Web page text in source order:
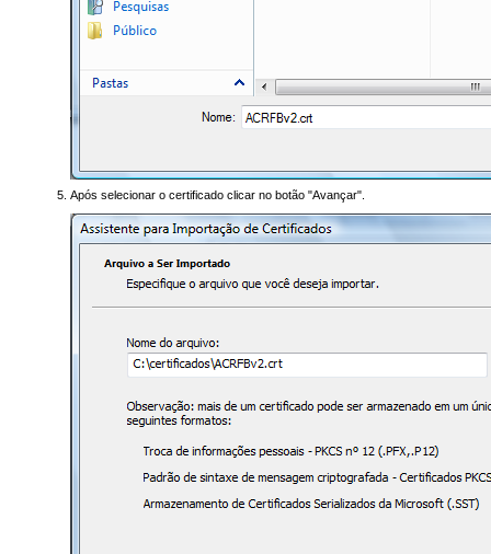
Após selecionar o certificado clicar no botão "Avançar".